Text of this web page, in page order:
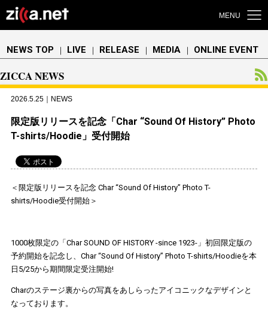
MENU
NEWS TOP ｜ LIVE ｜ RELEASE ｜ MEDIA ｜ ONLINE EVENT
ZICCA NEWS
2026.5.25｜NEWS
限定版リリースを記念「Char “Sound Of History” Photo
T-shirts/Hoodie」受付開始
＜限定版リリースを記念 Char “Sound Of History” Photo T-
shirts/Hoodie受付開始＞
1000枚限定の「Char SOUND OF HISTORY -since 1923-」初回限定版の
予約開始を記念し、Char “Sound Of History” Photo T-shirts/Hoodieを本
日5/25から期間限定受注開始!
Charのステージ裏からの写真をあしらったアイコニックなデザインと
なっております。